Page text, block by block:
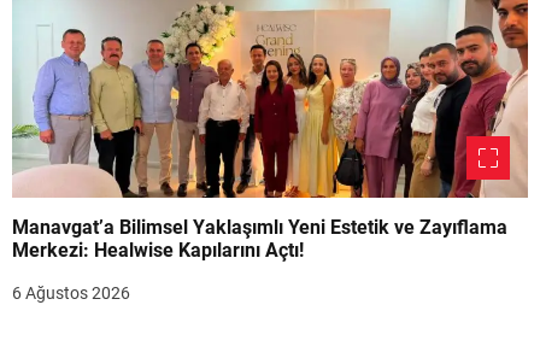
Manavgat’a Bilimsel Yaklaşımlı Yeni Estetik ve Zayıflama
Merkezi: Healwise Kapılarını Açtı!
6 Ağustos 2026